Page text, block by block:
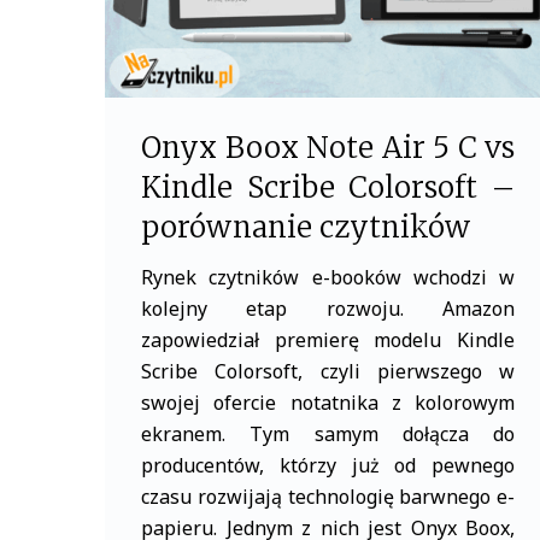
Onyx Boox Note Air 5 C vs
Kindle Scribe Colorsoft –
porównanie czytników
Rynek czytników e-booków wchodzi w
kolejny etap rozwoju. Amazon
zapowiedział premierę modelu Kindle
Scribe Colorsoft, czyli pierwszego w
swojej ofercie notatnika z kolorowym
ekranem. Tym samym dołącza do
producentów, którzy już od pewnego
czasu rozwijają technologię barwnego e-
papieru. Jednym z nich jest Onyx Boox,